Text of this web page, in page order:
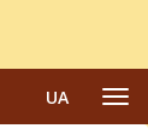
UA